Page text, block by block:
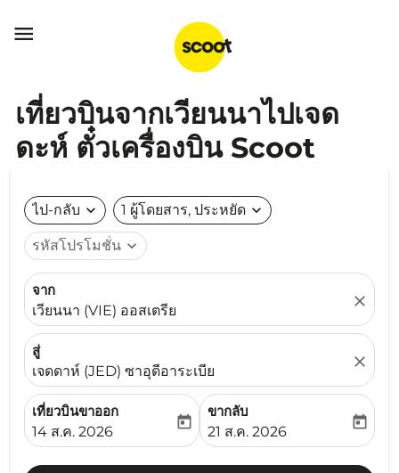

เที่ยวบินจากเวียนนาไปเจด
ดะห์ ตั๋วเครื่องบิน Scoot
ไป-กลับ expand_more 1 ผู้โดยสาร, ประหยัด expand_more
รหัสโปรโมชั่น expand_more
จาก
เวียนนา (VIE) ออสเตรีย
close
สู่
เจดดาห์ (JED) ซาอุดีอาระเบีย
close
เที่ยวบินขาออก
fc-booking-departure-date-aria-label
14 ส.ค. 2026
today
ขากลับ
fc-booking-return-date-
21 ส.ค. 2026
today